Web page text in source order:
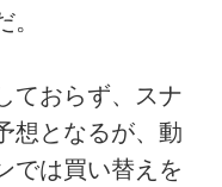
ておらず、スナ
想となるが、動
では買い替えを